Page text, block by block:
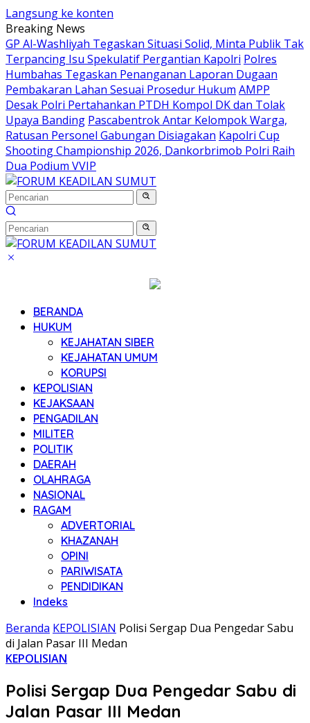
Langsung ke konten
Breaking News
GP Al-Washliyah Tegaskan Situasi Solid, Minta Publik Tak
Terpancing Isu Spekulatif Pergantian Kapolri Polres
Humbahas Tegaskan Penanganan Laporan Dugaan
Pembakaran Lahan Sesuai Prosedur Hukum AMPP
Desak Polri Pertahankan PTDH Kompol DK dan Tolak
Upaya Banding Pascabentrok Antar Kelompok Warga,
Ratusan Personel Gabungan Disiagakan Kapolri Cup
Shooting Championship 2026, Dankorbrimob Polri Raih
Dua Podium VVIP
BERANDA
HUKUM
KEJAHATAN SIBER
KEJAHATAN UMUM
KORUPSI
KEPOLISIAN
KEJAKSAAN
PENGADILAN
MILITER
POLITIK
DAERAH
OLAHRAGA
NASIONAL
RAGAM
ADVERTORIAL
KHAZANAH
OPINI
PARIWISATA
PENDIDIKAN
Indeks
Beranda KEPOLISIAN Polisi Sergap Dua Pengedar Sabu
di Jalan Pasar III Medan
KEPOLISIAN
Polisi Sergap Dua Pengedar Sabu di
Jalan Pasar III Medan